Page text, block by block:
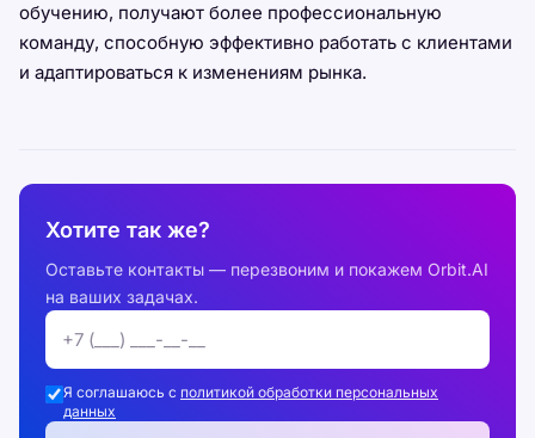
обучению, получают более профессиональную
команду, способную эффективно работать с клиентами
и адаптироваться к изменениям рынка.
Хотите так же?
Оставьте контакты — перезвоним и покажем Orbit.AI
на ваших задачах.
Я соглашаюсь с политикой обработки персональных
данных